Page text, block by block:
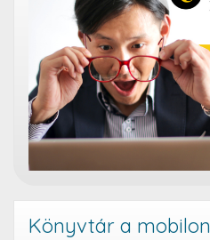
Könyvtár a mobilon